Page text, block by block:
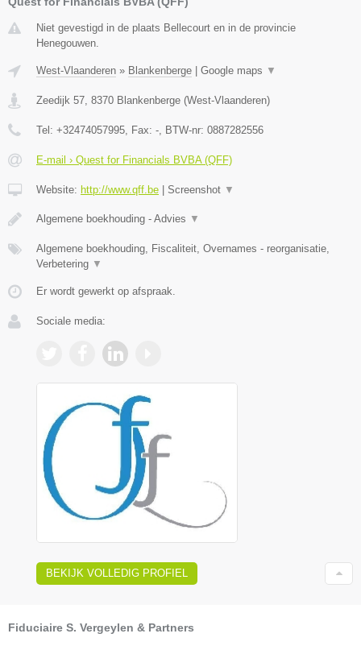
Niet gevestigd in de plaats Bellecourt en in de provincie
Henegouwen.
West-Vlaanderen » Blankenberge Google maps ▼
Zeedijk 57, 8370 Blankenberge (West-Vlaanderen)
Tel: +32474057995, Fax: -, BTW-nr: 0887282556
E-mail › Quest for Financials BVBA (QFF)
Website: http://www.qff.be Screenshot ▼
Algemene boekhouding - Advies ▼
Algemene boekhouding, Fiscaliteit, Overnames - reorganisatie,
Verbetering ▼
Er wordt gewerkt op afspraak.
Sociale media:
BEKIJK VOLLEDIG PROFIEL
Fiduciaire S. Vergeylen & Partners